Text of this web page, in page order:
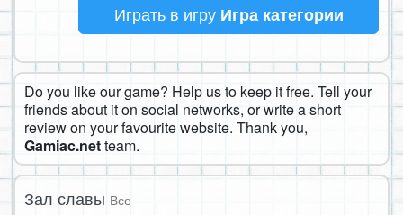
Играть в игру Игра категории
Do you like our game? Help us to keep it free. Tell your
friends about it on social networks, or write a short
review on your favourite website. Thank you,
Gamiac.netteam.
Зал славы Все